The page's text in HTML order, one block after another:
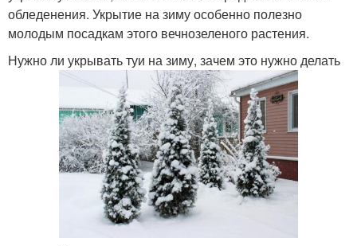
обледенения. Укрытие на зиму особенно полезно
молодым посадкам этого вечнозеленого растения.
Нужно ли укрывать туи на зиму, зачем это нужно делать